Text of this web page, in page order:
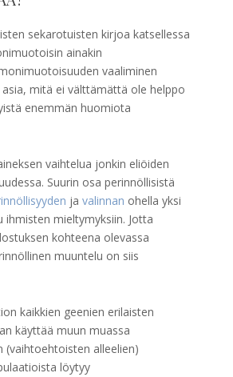
sekarotuisten kirjoa katsellessa
ainakin
vaaliminen
mitä ei välttämättä ole helppo
enemmän huomiota
vaihtelua jonkin eliöiden
Suurin osa perinnöllisistä
ja valinnan ohella yksi
mieltymyksiin. Jotta
kohteena olevassa
muuntelu on siis
kaikkien geenien erilaisten
käyttää muun muassa
(vaihtoehtoisten alleelien)
löytyy